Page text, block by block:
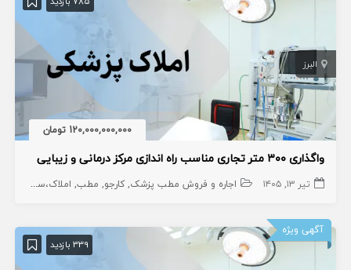
البرز
120,000,000,000 تومان
واگذاری ۳۰۰ متر تجاری مناسب راه اندازی مرکز درمانی و زیبایی
تیر ۱۳, ۱۴۰۵ اجاره و فروش مطب پزشک کارجو مطب املاک،سهام و امتیاز
آگهی ویژه
339 بازدید